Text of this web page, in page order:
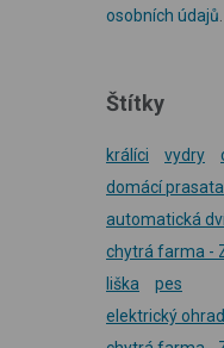
osobních údajů
Štítky
králíci vydry
domácí prasata
automatická
chytrá farma -
liška
pes
elektrický